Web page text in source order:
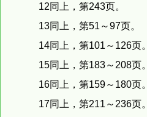
12同上，第243页。
13同上，第51～97页。
14同上，第101～126页。
15同上，第183～208页。
16同上，第159～180页。
17同上，第211～236页。